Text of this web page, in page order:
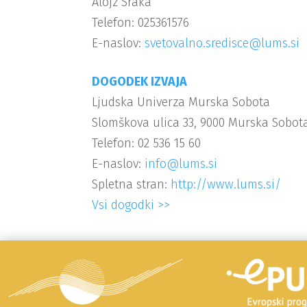
Telefon: 025361576
E-naslov:svetovalno.sredisce@lums.si
DOGODEK IZVAJA
Ljudska Univerza Murska Sobota
Slomškova ulica 33, 9000 Murska
Telefon: 02 536 15 60
E-naslov: info@lums.si
Spletna stran: http://www.lums.si/
Vsi dogodki >>